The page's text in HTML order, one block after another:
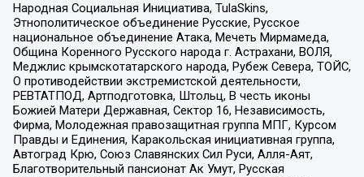
Народная Социальная Инициатива, TulaSkins,
Этнополитическое объединение Русские, Русское
национальное объединение Атака, Мечеть Мирмамеда,
Община Коренного Русского народа г. Астрахани, ВОЛЯ,
Меджлис крымскотатарского народа, Рубеж Севера, ТОЙС,
О противодействии экстремистской деятельности,
РЕВТАТПОД, Артподготовка, Штольц, В честь иконы
Божией Матери Державная, Сектор 16, Независимость,
Фирма, Молодежная правозащитная группа МПГ, Курсом
Правды и Единения, Каракольская инициативная группа,
Автоград Крю, Союз Славянских Сил Руси, Алля-Аят,
Благотворительный пансионат Ак Умут, Русская